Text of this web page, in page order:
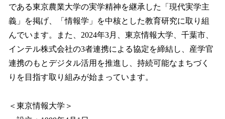
である東京農業大学の実学精神を継承した「現代実学主
義」を掲げ、「情報学」を中核とした教育研究に取り組
んでいます。また、2024年3月、東京情報大学、千葉市、
インテル株式会社の3者連携による協定を締結し、産学官
連携のもとデジタル活用を推進し、持続可能なまちづく
りを目指す取り組みが始まっています。
＜東京情報大学＞